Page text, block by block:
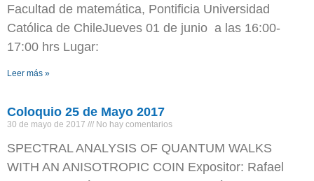
Facultad de matemática, Pontificia Universidad
Católica de ChileJueves 01 de junio a las 16:00-
17:00 hrs Lugar:
Leer más »
Coloquio 25 de Mayo 2017
30 de mayo de 2017 No hay comentarios
SPECTRAL ANALYSIS OF QUANTUM WALKS
WITH AN ANISOTROPIC COIN Expositor: Rafael